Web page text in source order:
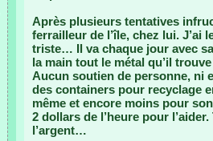
Après plusieurs tentatives
ferrailleur de l’île, chez lui. J’ai
triste… Il va chaque jour avec
la main tout le métal qu’il
Aucun soutien de personne, ni
des containers pour recyclage
même et encore moins pour
2 dollars de l’heure pour
l’argent…